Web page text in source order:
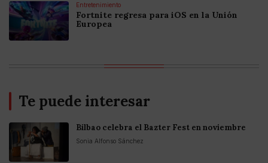
Entretenimiento
Fortnite regresa para iOS en la Unión
Europea
Te puede interesar
Bilbao celebra el Bazter Fest en noviembre
Sonia Alfonso Sánchez